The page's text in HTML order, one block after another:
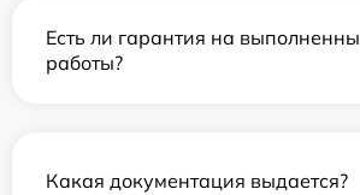
Есть ли гарантия на
работы?
Какая документация выдается?